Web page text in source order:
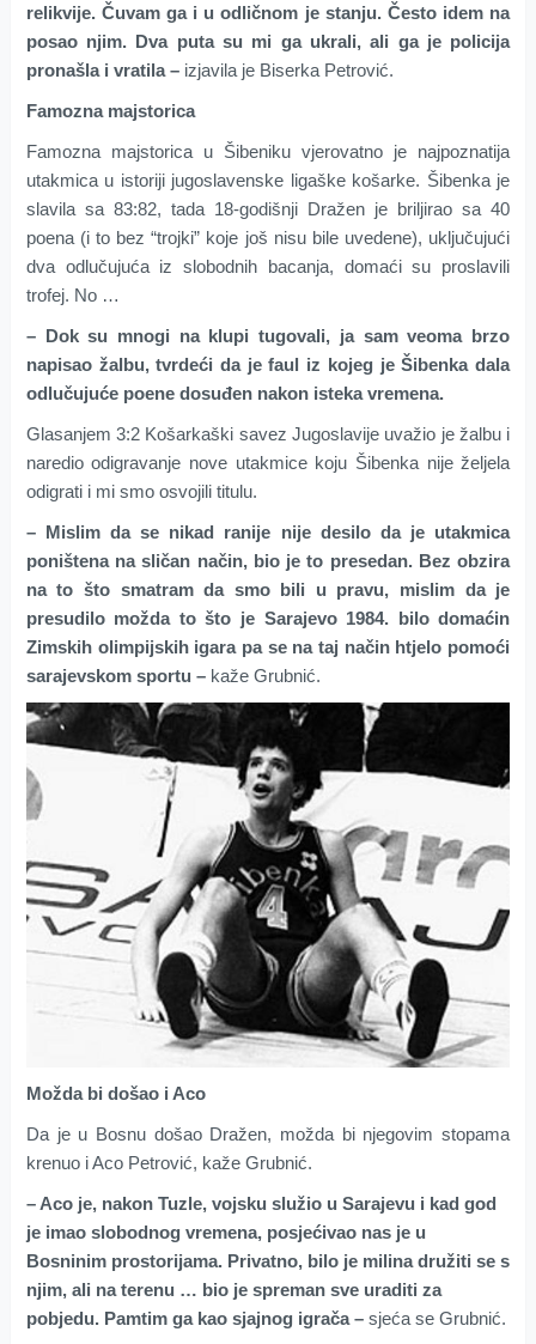
relikvije. Čuvam ga i u odličnom je stanju. Često idem na
posao njim. Dva puta su mi ga ukrali, ali ga je policija
pronašla i vratila –izjavila je Biserka Petrović.
Famozna majstorica
Famozna majstorica u Šibeniku vjerovatno je najpoznatija
utakmica u istoriji jugoslavenske ligaške košarke. Šibenka je
slavila sa 83:82, tada 18-godišnji Dražen je briljirao sa 40
poena (i to bez “trojki” koje još nisu bile uvedene), uključujući
dva odlučujuća iz slobodnih bacanja, domaći su proslavili
trofej. No …
– Dok su mnogi na klupi tugovali, ja sam veoma brzo
napisao žalbu, tvrdeći da je faul iz kojeg je Šibenka dala
odlučujuće poene dosuđen nakon isteka vremena.
Glasanjem 3:2 Košarkaški savez Jugoslavije uvažio je žalbu i
naredio odigravanje nove utakmice koju Šibenka nije željela
odigrati i mi smo osvojili titulu.
– Mislim da se nikad ranije nije desilo da je utakmica
poništena na sličan način, bio je to presedan. Bez obzira
na to što smatram da smo bili u pravu, mislim da je
presudilo možda to što je Sarajevo 1984. bilo domaćin
Zimskih olimpijskih igara pa se na taj način htjelo pomoći
sarajevskom sportu –kaže Grubnić.
Možda bi došao i Aco
Da je u Bosnu došao Dražen, možda bi njegovim stopama
krenuo i Aco Petrović, kaže Grubnić.
– Aco je, nakon Tuzle, vojsku služio u Sarajevu i kad god
je imao slobodnog vremena, posjećivao nas je u
Bosninim prostorijama. Privatno, bilo je milina družiti se s
njim, ali na terenu … bio je spreman sve uraditi za
pobjedu. Pamtim ga kao sjajnog igrača –sjeća se Grubnić.